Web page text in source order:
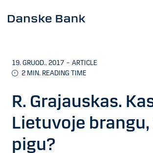
19. GRUOD.. 2017 – ARTICLE
2 MIN. READING TIME
R. Grajauskas.
Lietuvoje brangu,
pigu?